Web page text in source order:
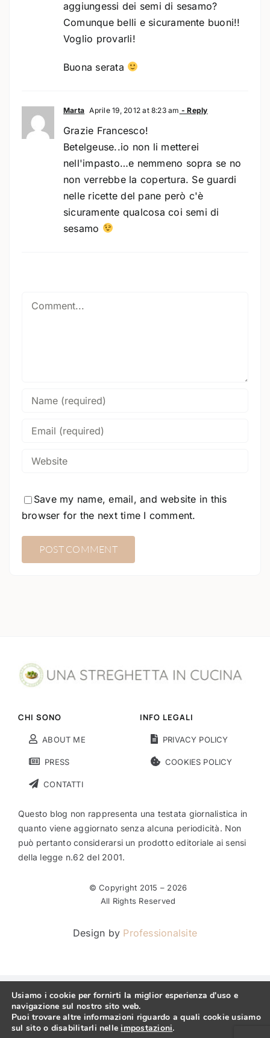
aggiungessi dei semi di sesamo?
Comunque belli e sicuramente buoni!!
Voglio provarli!
Buona serata
Marta Aprile 19, 2012 at 8:23 am - Reply
Grazie Francesco!
Betelgeuse..io non li metterei
nell'impasto…e nemmeno sopra se no
non verrebbe la copertura. Se guardi
nelle ricette del pane però c'è
sicuramente qualcosa coi semi di
sesamo
Save my name, email, and website in this
browser for the next time I comment.
CHI SONO
ABOUT ME
PRESS
CONTATTI
INFO LEGALI
PRIVACY POLICY
COOKIES POLICY
Questo blog non rappresenta una testata giornalistica in
quanto viene aggiornato senza alcuna periodicità. Non
può pertanto considerarsi un prodotto editoriale ai sensi
della legge n.62 del 2001.
© Copyright 2015 – 2026
All Rights Reserved
Design by Professionalsite
Usiamo i cookie per fornirti la miglior esperienza d'uso e
navigazione sul nostro sito web.
Puoi trovare altre informazioni riguardo a quali cookie usiamo
sul sito o disabilitarli nelleimpostazioni.